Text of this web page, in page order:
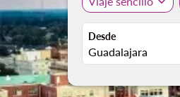
Desde